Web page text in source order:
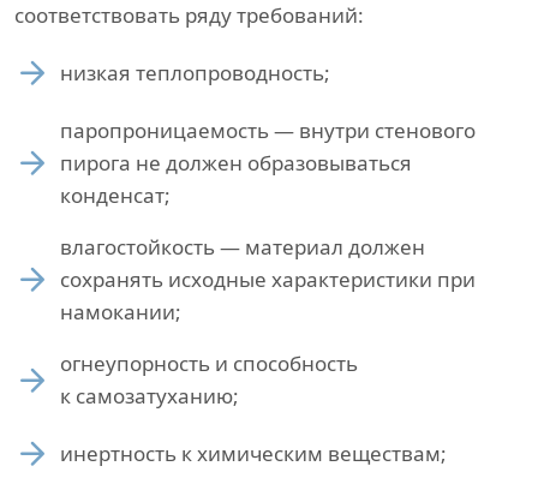
соответствовать ряду требований:
низкая теплопроводность;
паропроницаемость — внутри стенового
пирога не должен образовываться
конденсат;
влагостойкость — материал должен
сохранять исходные характеристики при
намокании;
огнеупорность и способность
к самозатуханию;
инертность к химическим веществам;